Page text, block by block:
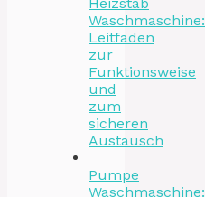
Waschmaschine:
Leitfaden
zur
Funktionsweise
und
zum
sicheren
Austausch
Pumpe
Waschmaschine: